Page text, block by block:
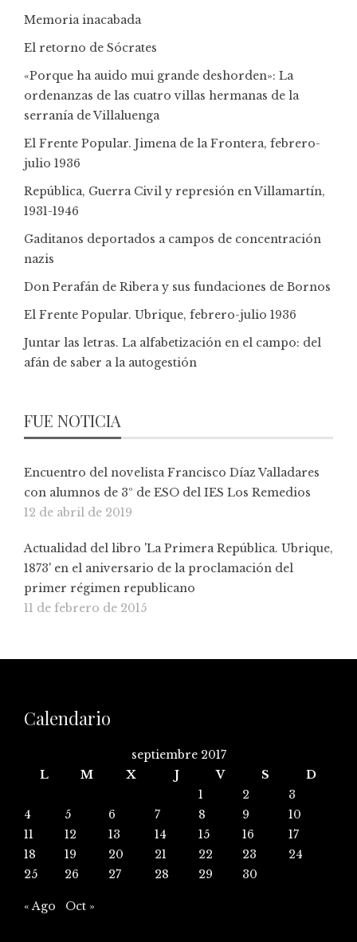
Memoria inacabada
El retorno de Sócrates
«Porque ha auido mui grande deshorden»: La
ordenanzas de las cuatro villas hermanas de la
serranía de Villaluenga
El Frente Popular. Jimena de la Frontera, febrero-
julio 1936
República, Guerra Civil y represión en Villamartín,
1931-1946
Gaditanos deportados a campos de concentración
nazis
Don Perafán de Ribera y sus fundaciones de Bornos
El Frente Popular. Ubrique, febrero-julio 1936
Juntar las letras. La alfabetización en el campo: del
afán de saber a la autogestión
FUE NOTICIA
Encuentro del novelista Francisco Díaz Valladares
con alumnos de 3º de ESO del IES Los Remedios
12 de abril de 2019
Actualidad del libro 'La Primera República. Ubrique,
1873' en el aniversario de la proclamación del
primer régimen republicano
11 de febrero de 2015
Calendario
septiembre 2017
L
M X J V S
D
1
2
3
4
5 6 7 8 9
10
11
12 13 14 15 16
17
18
19 20 21 22 23
24
25
26 27 28 29 30
« Ago Oct »